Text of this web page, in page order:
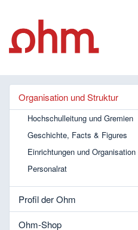
Organisation und Struktur
Hochschulleitung und Gremien
Geschichte, Facts & Figures
Einrichtungen und Organisation
Personalrat
Profil der Ohm
Ohm-Shop